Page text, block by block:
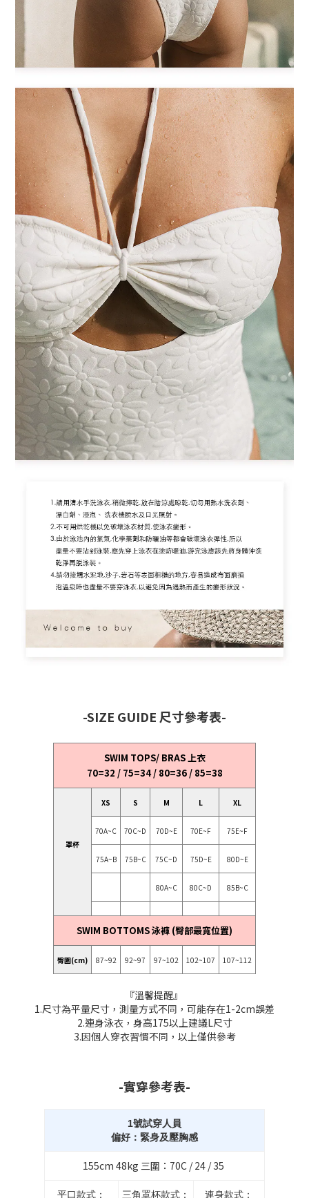
-SIZE GUIDE 尺寸參考表-
SWIM TOPS/ BRAS 上衣
70=32 / 75=34 / 80=36 / 85=38
罩杯
XS S M L XL
70A~C 70C~D 70D~E 70E~F 75E~F
75A~B 75B~C 75C~D 75D~E 80D~E
80A~C 80C~D 85B~C
SWIM BOTTOMS 泳褲 (臀部最寬位置)
臀圍(cm) 87~92 92~97 97~102 102~107 107~112
『溫馨提醒』
1.尺寸為平量尺寸，測量方式不同，可能存在1-2cm誤差
2.連身泳衣，身高175以上建議L尺寸
3.因個人穿衣習慣不同，以上僅供參考
-實穿參考表-
1號試穿人員
偏好：緊身及壓胸感
155cm 48kg 三圍：70C / 24 / 35
平口款式： 三角罩杯款式： 連身款式：